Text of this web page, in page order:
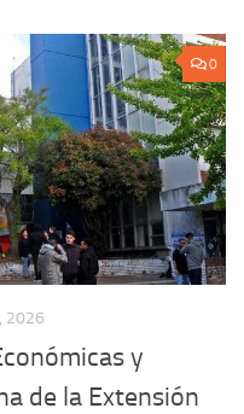
0
2026
y
de la Extensión